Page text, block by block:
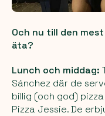
Och nu till den
äta?
Lunch och middag:
Sánchez där de
billig (och god)
Pizza Jessie. De